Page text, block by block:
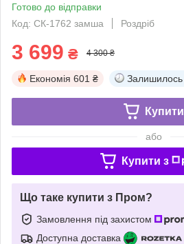
Готово до відправки
Код: СК-1762 замша
Роздріб
3 699 ₴ 4 300 ₴
Економія 601 ₴ Залишилось
Купити
або
Купити з
Що таке купити з Пром?
Замовлення під захистом
Доступна доставка